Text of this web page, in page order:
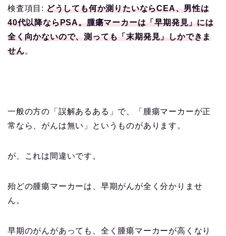
検査項目: どうしても何か測りたいならCEA、男性は
40代以降ならPSA。腫瘍マーカーは「早期発見」には
全く向かないので、測っても「末期発見」しかできま
せん。
一般の方の「誤解あるある」で、「腫瘍マーカーが正
常なら、がんは無い」というものがあります。
が、これは間違いです。
殆どの腫瘍マーカーは、早期がんが全く分かりませ
ん。
早期のがんがあっても、全く腫瘍マーカーが高くなり